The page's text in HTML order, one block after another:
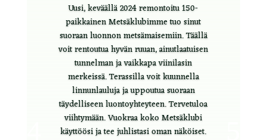
Uusi, keväällä 2024 remontoitu 150-
paikkainen Metsäklubimme tuo sinut
suoraan luonnon metsämaisemiin. Täällä
voit rentoutua hyvän ruuan, ainutlaatuisen
tunnelman ja vaikkapa viinilasin
merkeissä. Terassilla voit kuunnella
linnunlauluja ja uppoutua suoraan
täydelliseen luontoyhteyteen. Tervetuloa
viihtymään. Vuokraa koko Metsäklubi
käyttöösi ja tee juhlistasi oman näköiset.